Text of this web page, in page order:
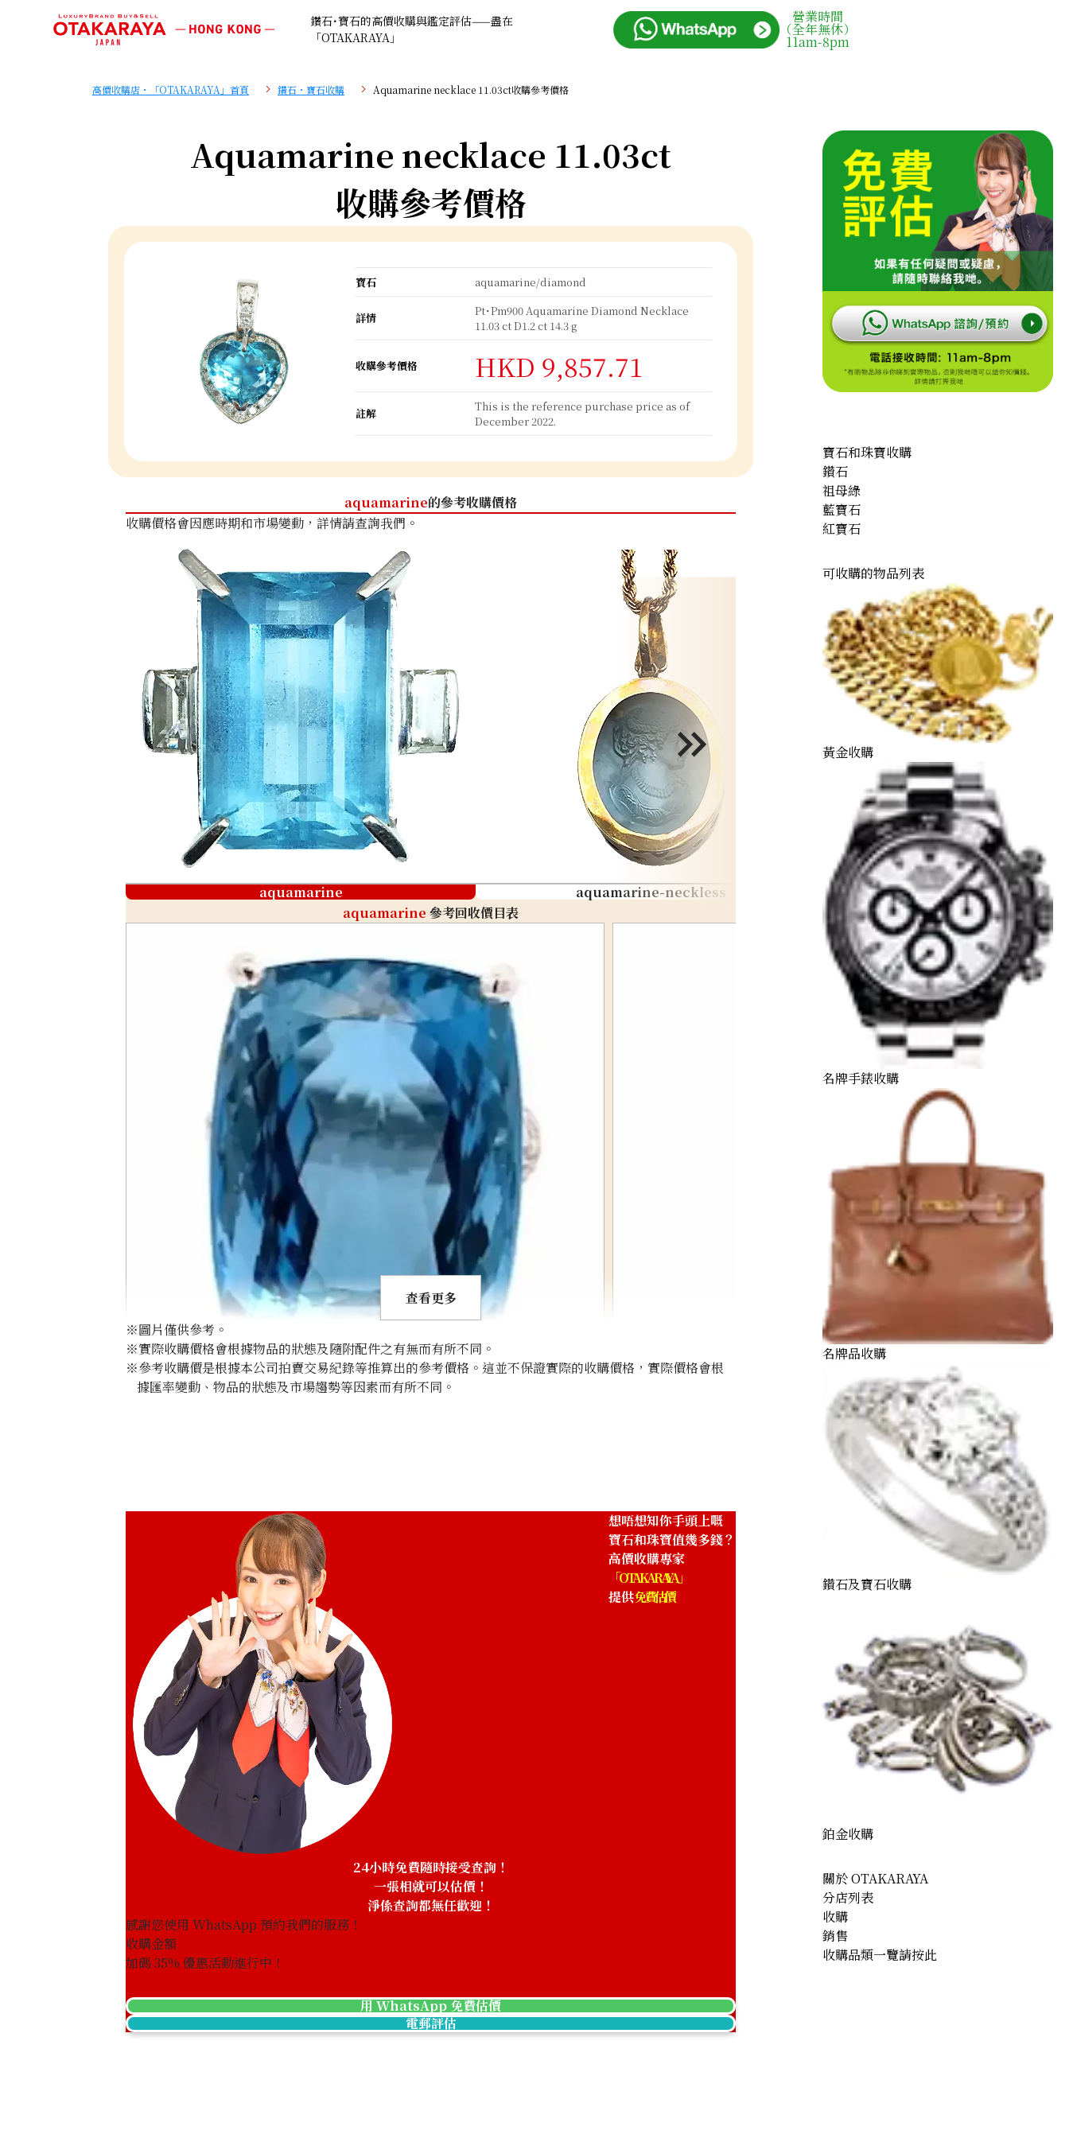
鑽石･寶石的高價收購與鑑定評估——盡在
「OTAKARAYA」
營業時間
（全年無休）
11am-8pm
高價收購店・「OTAKARAYA」首頁 鑽石・寶石收購 Aquamarine necklace 11.03ct收購參考價格
Aquamarine necklace 11.03ct
收購參考價格
寶石 aquamarine/diamond
詳情
Pt･Pm900 Aquamarine Diamond Necklace
11.03 ct D1.2 ct 14.3 g
收購參考價格 HKD 9,857.71
註解
This is the reference purchase price as of
December 2022.
aquamarine的參考收購價格
收購價格會因應時期和市場變動，詳情請查詢我們。
aquamarine
aquamarine-neckless
aquamarine 參考回收價目表
Aquamarine brooch 12.16 ct
HKD 46,251.58 HKD 60,839.00
查看更多
※圖片僅供參考。
※實際收購價格會根據物品的狀態及隨附配件之有無而有所不同。
※參考收購價是根據本公司拍賣交易紀錄等推算出的參考價格。這並不保證實際的收購價格，實際價格會根
據匯率變動、物品的狀態及市場趨勢等因素而有所不同。
想唔想知你手頭上嘅
寶石和珠寶值幾多錢？
高價收購專家
「OTAKARAYA」
提供免費估價
24小時免費隨時接受查詢！
一張相就可以估價！
淨係查詢都無任歡迎！
感謝您使用 WhatsApp 預約我們的服務！
收購金額
加碼35% 優惠活動進行中！
用 WhatsApp 免費估價
電郵評估
寶石和珠寶收購
鑽石
祖母綠
藍寶石
紅寶石
可收購的物品列表
黃金收購
名牌手錶收購
名牌品收購
鑽石及寶石收購
鉑金收購
關於 OTAKARAYA
分店列表
收購
銷售
收購品類一覽請按此